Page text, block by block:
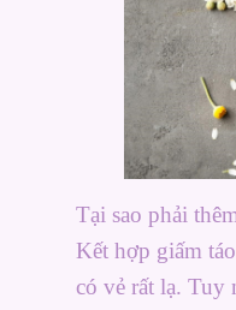
Tại sao phải
Kết hợp giấm
có vẻ rất lạ. Tuy